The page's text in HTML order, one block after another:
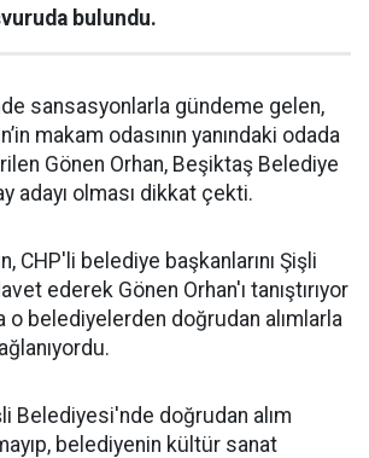
bulundu.
sansasyonlarla gündeme gelen,
makam odasının yanındaki odada
Gönen Orhan, Beşiktaş Belediye
adayı olması dikkat çekti.
CHP'li belediye başkanlarını Şişli
ederek Gönen Orhan'ı tanıştırıyor
o belediyelerden doğrudan alımlarla
Belediyesi'nde doğrudan alım
belediyenin kültür sanat